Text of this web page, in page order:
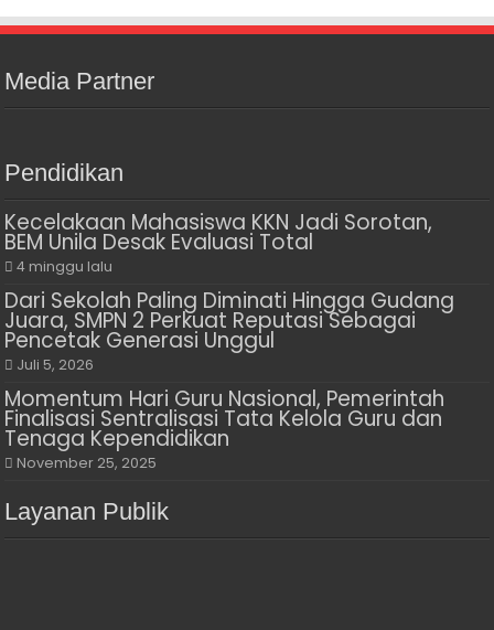
Media Partner
Pendidikan
Kecelakaan Mahasiswa KKN Jadi Sorotan,
BEM Unila Desak Evaluasi Total
4 minggu lalu
Dari Sekolah Paling Diminati Hingga Gudang
Juara, SMPN 2 Perkuat Reputasi Sebagai
Pencetak Generasi Unggul
Juli 5, 2026
Momentum Hari Guru Nasional, Pemerintah
Finalisasi Sentralisasi Tata Kelola Guru dan
Tenaga Kependidikan
November 25, 2025
Layanan Publik